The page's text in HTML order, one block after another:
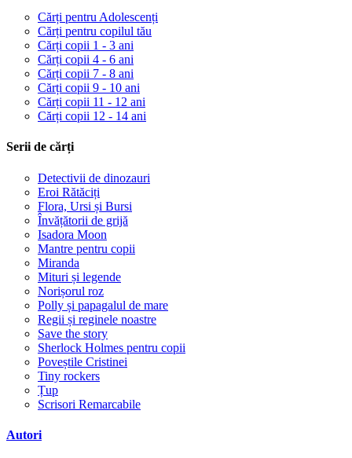
Cărți pentru Adolescenți
Cărți pentru copilul tău
Cărți copii 1 - 3 ani
Cărți copii 4 - 6 ani
Cărți copii 7 - 8 ani
Cărți copii 9 - 10 ani
Cărți copii 11 - 12 ani
Cărți copii 12 - 14 ani
Serii de cărți
Detectivii de dinozauri
Eroi Rătăciți
Flora, Ursi și Bursi
Învățătorii de grijă
Isadora Moon
Mantre pentru copii
Miranda
Mituri și legende
Norișorul roz
Polly și papagalul de mare
Regii și reginele noastre
Save the story
Sherlock Holmes pentru copii
Poveștile Cristinei
Tiny rockers
Țup
Scrisori Remarcabile
Autori